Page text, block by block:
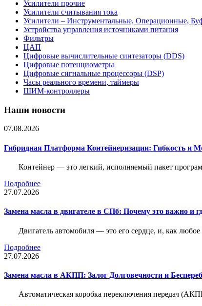
Усилители прочие
Усилители считывания тока
Усилители – Инструментальные, Операционные,
Устройства управления источниками питания
Фильтры
ЦАП
Цифровые вычислительные синтезаторы (DDS)
Цифровые потенциометры
Цифровые сигнальные процессоры (DSP)
Часы реального времени, таймеры
ШИМ-контроллеры
Наши новости
07.08.2026
Гибридная Платформа Контейнеризации: Гибкость и
Контейнер — это легкий, исполняемый пакет
Подробнее
27.07.2026
Замена масла в двигателе в СПб: Почему это важно и
Двигатель автомобиля — это его сердце, и, как любое
Подробнее
27.07.2026
Замена масла в АКПП: Залог Долговечности и
Автоматическая коробка переключения передач